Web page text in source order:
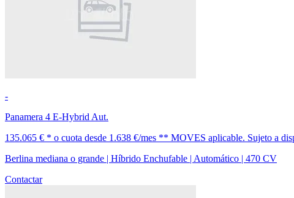
-
Panamera 4 E-Hybrid Aut.
135.065 € * o cuota desde 1.638 €/mes ** MOVES aplicable. Sujeto a
Berlina mediana o grande | Híbrido Enchufable | Automático | 470 CV
Contactar